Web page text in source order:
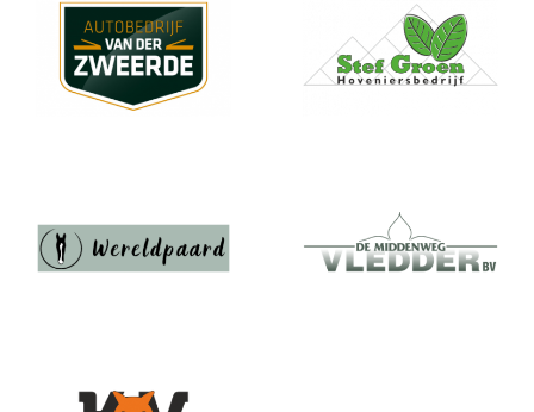
Middenweg
stefgroen
vanderzweerde
Wereldpaard